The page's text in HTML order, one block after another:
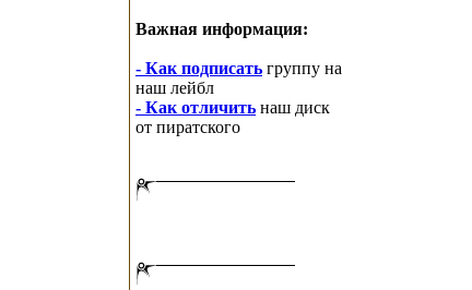
Важная информация:
- Как подписать группу на
наш лейбл
- Как отличить наш диск
от пиратского